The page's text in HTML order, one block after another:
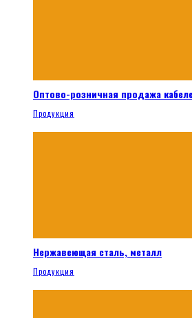
Оптово-розничная продажа
Продукция
Нержавеющая сталь, металл
Продукция